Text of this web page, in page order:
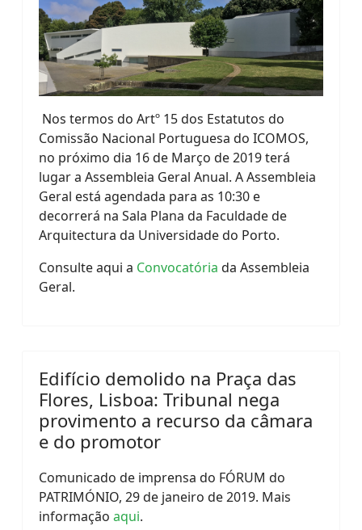
Nos termos do Artº 15 dos Estatutos do
Comissão Nacional Portuguesa do ICOMOS,
no próximo dia 16 de Março de 2019 terá
lugar a Assembleia Geral Anual. A Assembleia
Geral está agendada para as 10:30 e
decorrerá na Sala Plana da Faculdade de
Arquitectura da Universidade do Porto.
Consulte aqui a Convocatória da Assembleia
Geral.
Edifício demolido na Praça das
Flores, Lisboa: Tribunal nega
provimento a recurso da câmara
e do promotor
Comunicado de imprensa do FÓRUM do
PATRIMÓNIO, 29 de janeiro de 2019. Mais
informação aqui.